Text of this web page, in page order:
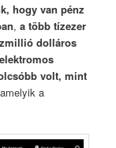
hogy van pénz
,a több tízezer
dolláros
volt, mint
a